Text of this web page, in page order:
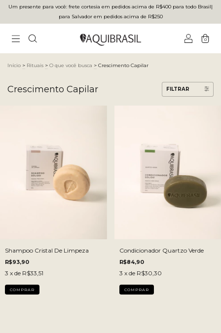
Um presente para você: frete cortesia em pedidos acima de R$400 para todo Brasilㅤ|ㅤ
para Salvador em pedidos acima de R$250
0
Início > Rituais > O que você busca > Crescimento Capilar
Crescimento Capilar FILTRAR
Shampoo Cristal De Limpeza
R$93,90
3 x de R$33,51
Condicionador Quartzo Verde
R$84,90
3 x de R$30,30